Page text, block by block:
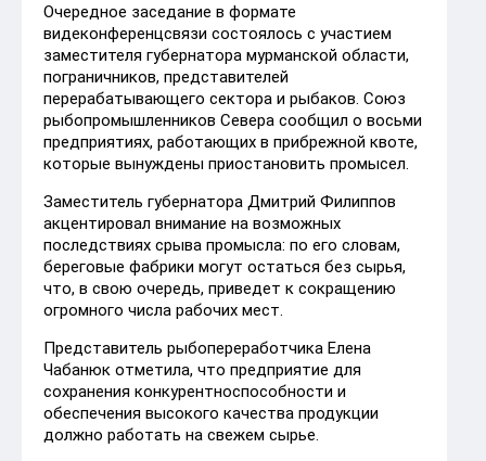
Очередное заседание в формате
видеконференцсвязи состоялось с участием
заместителя губернатора мурманской области,
пограничников, представителей
перерабатывающего сектора и рыбаков. Союз
рыбопромышленников Севера сообщил о восьми
предприятиях, работающих в прибрежной квоте,
которые вынуждены приостановить промысел.
Заместитель губернатора Дмитрий Филиппов
акцентировал внимание на возможных
последствиях срыва промысла: по его словам,
береговые фабрики могут остаться без сырья,
что, в свою очередь, приведет к сокращению
огромного числа рабочих мест.
Представитель рыбопереработчика Елена
Чабанюк отметила, что предприятие для
сохранения конкурентноспособности и
обеспечения высокого качества продукции
должно работать на свежем сырье.